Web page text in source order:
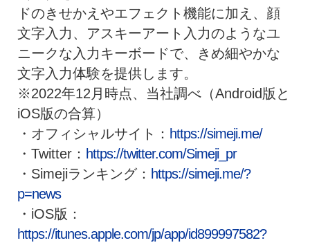
ドのきせかえやエフェクト機能に加え、顔
文字入力、アスキーアート入力のようなユ
ニークな入力キーボードで、きめ細やかな
文字入力体験を提供します。
※2022年12月時点、当社調べ（Android版と
iOS版の合算）
・オフィシャルサイト： https://simeji.me/
・Twitter： https://twitter.com/Simeji_pr
・Simejiランキング： https://simeji.me/?
p=news
・iOS版：
https://itunes.apple.com/jp/app/id899997582?